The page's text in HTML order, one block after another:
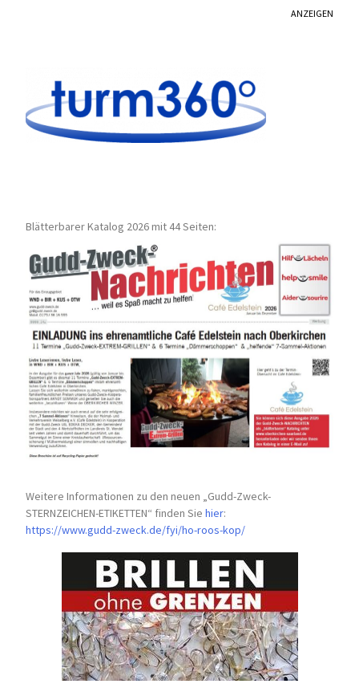
ANZEIGEN
Blätterbarer Katalog 2026 mit 44 Seiten:
Weitere Informationen zu den neuen „Gudd-Zweck-
STERNZEICHEN-ETIKETTEN“ finden Siehier:
https://www.gudd-zweck.de/fyi/ho-roos-kop/